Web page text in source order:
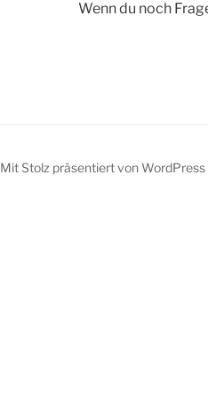
Wenn du noch
Mit Stolz präsentiert von WordPress